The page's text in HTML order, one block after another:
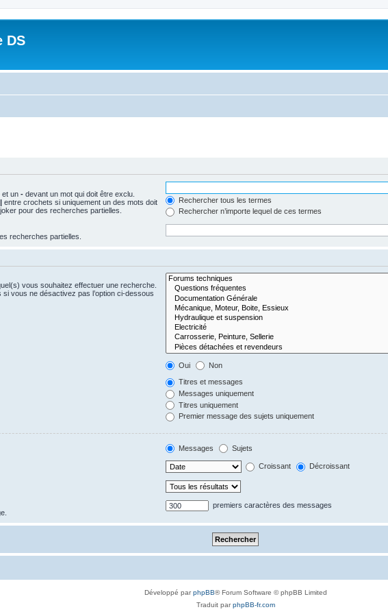
DS
et un - devant un mot qui doit être exclu.
| entre crochets si uniquement un des mots doit
pour des recherches partielles.
Rechercher tous les termes
Rechercher n’importe lequel de ces termes
recherches partielles.
vous souhaitez effectuer une recherche.
vous ne désactivez pas l’option ci-dessous
Oui Non
Titres et messages
Messages uniquement
Titres uniquement
Premier message des sujets uniquement
Messages Sujets
Croissant Décroissant
premiers caractères des messages
Développé parphpBB® Forum Software © phpBB Limited
Traduit parphpBB-fr.com